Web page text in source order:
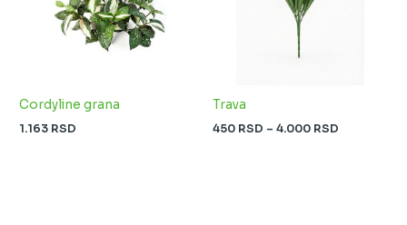
Cordyline grana
1.163 RSD
Trava
450 RSD – 4.000 RSD